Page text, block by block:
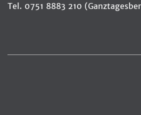
Tel. 0751 8883 210